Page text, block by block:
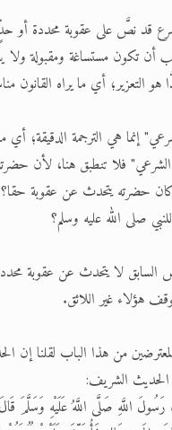
قد نصَّ على عقوبة محددة أو حدٍّ
تكون مستساغة ومقبولة ولا
التعزير؛ أي ما يراه القانون
إنما هي الترجمة الدقيقة؛
الشرعي" فلا تنطبق هنا، لأن
حضرته يتحدث عن عقوبة حقا؟
صلى الله عليه وسلم؟
السابق لا يتحدث عن عقوبة
هؤلاء غير اللائق.
من هذا الباب لقلنا إن
الحديث الشريف:
اللَّهِ صَلَّى اللَّهُ عَلَيْهِ وَسَلَّمَ